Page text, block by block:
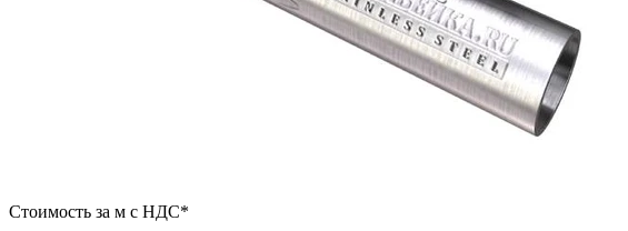
Стоимость за м с НДС*